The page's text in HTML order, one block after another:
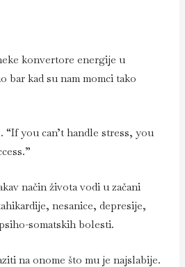
konvertore energije u
bar kad su nam momci tako
you can’t handle stress, you
način života vodi u začani
nesanice, depresije,
somatskih bolesti.
na onome što mu je najslabije.